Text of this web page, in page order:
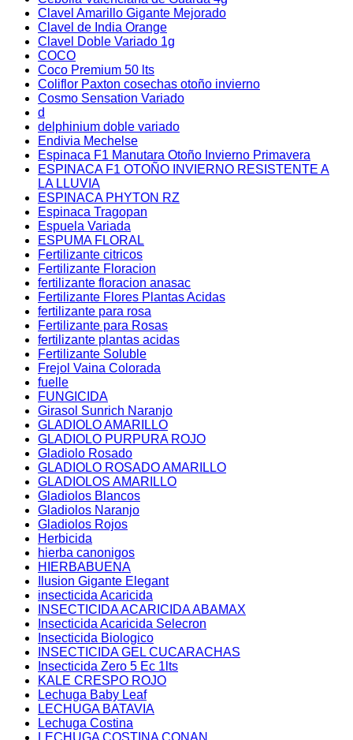
Clavel Amarillo Gigante Mejorado
Clavel de India Orange
Clavel Doble Variado 1g
COCO
Coco Premium 50 lts
Coliflor Paxton cosechas otoño invierno
Cosmo Sensation Variado
d
delphinium doble variado
Endivia Mechelse
Espinaca F1 Manutara Otoño Invierno Primavera
ESPINACA F1 OTOÑO INVIERNO RESISTENTE A
LA LLUVIA
ESPINACA PHYTON RZ
Espinaca Tragopan
Espuela Variada
ESPUMA FLORAL
Fertilizante citricos
Fertilizante Floracion
fertilizante floracion anasac
Fertilizante Flores Plantas Acidas
fertilizante para rosa
Fertilizante para Rosas
fertilizante plantas acidas
Fertilizante Soluble
Frejol Vaina Colorada
fuelle
FUNGICIDA
Girasol Sunrich Naranjo
GLADIOLO AMARILLO
GLADIOLO PURPURA ROJO
Gladiolo Rosado
GLADIOLO ROSADO AMARILLO
GLADIOLOS AMARILLO
Gladiolos Blancos
Gladiolos Naranjo
Gladiolos Rojos
Herbicida
hierba canonigos
HIERBABUENA
Ilusion Gigante Elegant
insecticida Acaricida
INSECTICIDA ACARICIDA ABAMAX
Insecticida Acaricida Selecron
Insecticida Biologico
INSECTICIDA GEL CUCARACHAS
Insecticida Zero 5 Ec 1lts
KALE CRESPO ROJO
Lechuga Baby Leaf
LECHUGA BATAVIA
Lechuga Costina
LECHUGA COSTINA CONAN